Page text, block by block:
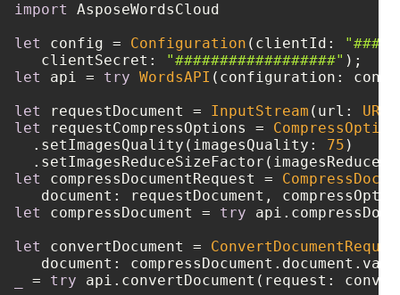
import
AsposeWordsCloud
let
config = Configuration (clientId:
   clientSecret:
"##################"
let
api = try WordsAPI (configuration:
let
requestDocument = InputStream (url: URL
let
requestCompressOptions =
  .setImagesQuality(imagesQuality:
75 )
let
compressDocumentRequest =
let
compressDocument = try
let
convertDocument =
document:
= try api.convertDocument(request: